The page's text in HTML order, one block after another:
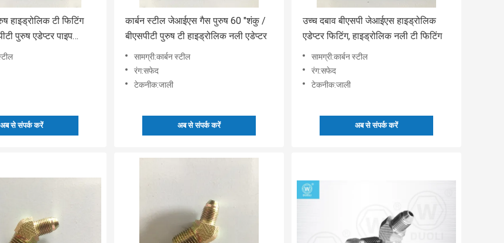
टी फिटिंग
पुरुष एडेप्टर पाइप
अब से संपर्क करें
कार्बन स्टील जेआईएस गैस पुरुष 60 "शंकु /
बीएसपीटी पुरुष टी हाइड्रोलिक नली एडेप्टर
सामग्री:कार्बन स्टील
रंग:सफेद
टेकनीक:जाली
अब से संपर्क करें
उच्च दबाव बीएसपी जेआईएस हाइड्रोलिक
एडेप्टर फिटिंग, हाइड्रोलिक नली टी फिटिंग
सामग्री:कार्बन स्टील
रंग:सफेद
टेकनीक:जाली
अब से संपर्क करें